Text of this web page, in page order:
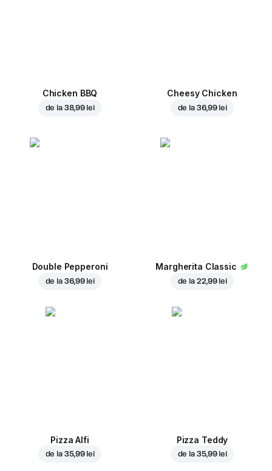
Chicken BBQ
de la 38,99 lei
Cheesy Chicken
de la 36,99 lei
Double Pepperoni
de la 36,99 lei
Margherita Classic
de la 22,99 lei
Pizza Alfi
de la 35,99 lei
Pizza Teddy
de la 35,99 lei